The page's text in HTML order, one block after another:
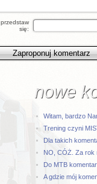
przedstaw
się:
nowe
Witam, bardzo
Trening czyni
Dla takich
NO, CÓŻ. Za rok
Do MTB
A gdzie mój